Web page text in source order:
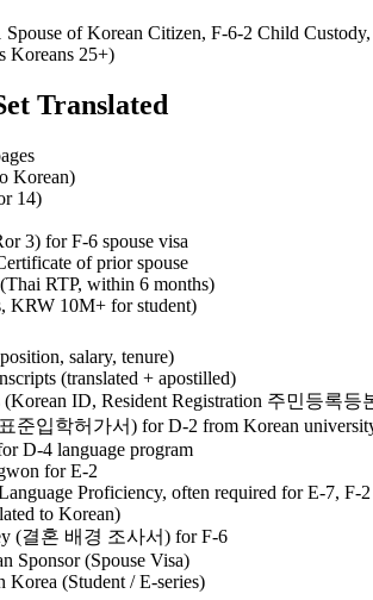
of Korean Citizen, F-6-2 Child
Koreans 25+)
Translated
Korean)
14)
3) for F-6 spouse visa
of prior spouse
RTP, within 6 months)
KRW 10M+ for student)
salary, tenure)
(translated + apostilled)
(Korean ID, Resident Registration 주민등록등
준입학허가서) for D-2 from Korean
D-4 language program
for E-2
Proficiency, often required for E-7, F-
to Korean)
(결혼 배경 조사서) for F-6
Sponsor (Spouse Visa)
Korea (Student / E-series)